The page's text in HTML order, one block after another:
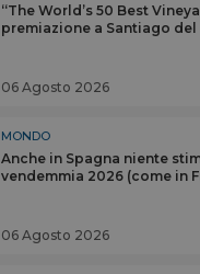
“The World’s 50 Best
premiazione a Santiago del
06 Agosto 2026
MONDO
Anche in Spagna niente
vendemmia 2026 (come in
06 Agosto 2026